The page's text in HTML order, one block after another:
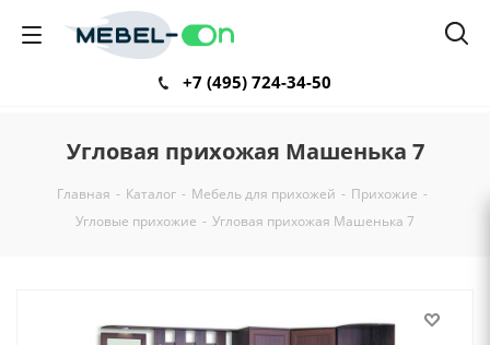
+7 (495) 724-34-50
Угловая прихожая Машенька 7
Главная - Каталог - Мебель для прихожей - Прихожие -
Угловые прихожие - Угловая прихожая Машенька 7